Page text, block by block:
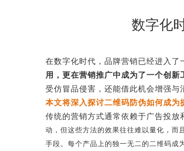
数字化
在数字化时代，品牌营销已经进入了
用，更在营销推广中成为了一个创新
受仿冒品侵害，还能借此机会增强与
本文将深入探讨二维码防伪如何成为
传统的营销方式通常依赖于广告投放
动，但这些方法的效果往往难以量化，而
手段。每个产品上的独一无二的二维码成